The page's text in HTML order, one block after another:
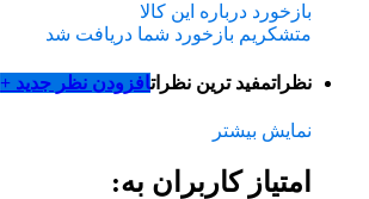
بازخورد درباره این کالا
متشکریم بازخورد شما دریافت شد
نظراتمفید ترین نظراتافزودن نظر جدید +
نمایش بیشتر
امتیاز کاربران به: